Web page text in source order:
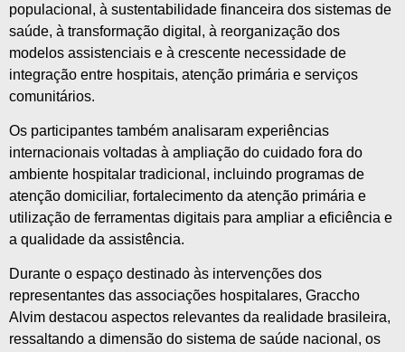
populacional, à sustentabilidade financeira dos sistemas de
saúde, à transformação digital, à reorganização dos
modelos assistenciais e à crescente necessidade de
integração entre hospitais, atenção primária e serviços
comunitários.
Os participantes também analisaram experiências
internacionais voltadas à ampliação do cuidado fora do
ambiente hospitalar tradicional, incluindo programas de
atenção domiciliar, fortalecimento da atenção primária e
utilização de ferramentas digitais para ampliar a eficiência e
a qualidade da assistência.
Durante o espaço destinado às intervenções dos
representantes das associações hospitalares, Graccho
Alvim destacou aspectos relevantes da realidade brasileira,
ressaltando a dimensão do sistema de saúde nacional, os